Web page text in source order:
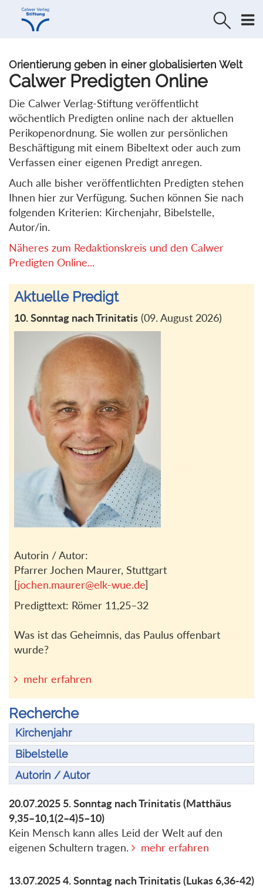
Direkt
Direkt
Orientierung geben in einer globalisierten Welt
Calwer Predigten Online
Die Calwer Verlag-Stiftung veröffentlicht
wöchentlich Predigten online nach der aktuellen
Perikopenordnung. Sie wollen zur persönlichen
Beschäftigung mit einem Bibeltext oder auch zum
Verfassen einer eigenen Predigt anregen.
Auch alle bisher veröffentlichten Predigten stehen
Ihnen hier zur Verfügung. Suchen können Sie nach
folgenden Kriterien: Kirchenjahr, Bibelstelle,
Autor/in.
Näheres zum Redaktionskreis und den Calwer
Predigten Online...
Aktuelle Predigt
10. Sonntag nach Trinitatis(09. August 2026)
Autorin / Autor:
Pfarrer Jochen Maurer, Stuttgart
[jochen.maurer@elk-wue.de]
Predigttext: Römer 11,25–32
Was ist das Geheimnis, das Paulus offenbart
wurde?
mehr erfahren
Recherche
Kirchenjahr
Bibelstelle
Autorin / Autor
20.07.2025 5. Sonntag nach Trinitatis(Matthäus
9,35–10,1(2–4)5–10)
Kein Mensch kann alles Leid der Welt auf den
eigenen Schultern tragen.
mehr erfahren
13.07.20254. Sonntag nach Trinitatis(Lukas 6,36-42)